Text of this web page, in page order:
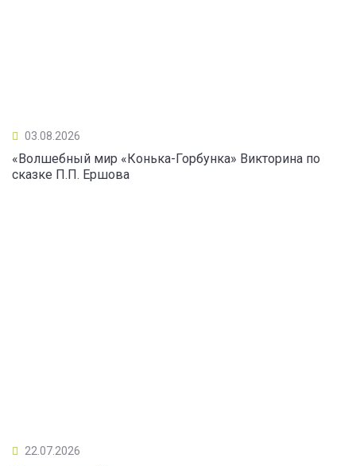
03.08.2026
«Волшебный мир «Конька-Горбунка» Викторина по
сказке П.П. Ершова
22.07.2026